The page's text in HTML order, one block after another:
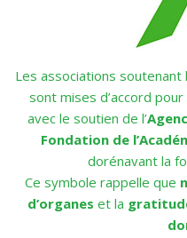
Les associations
sont mises d’accord
avec le soutien de l’
Fondation de
dorénavant la
Ce symbole rappelle que
d’organes et la